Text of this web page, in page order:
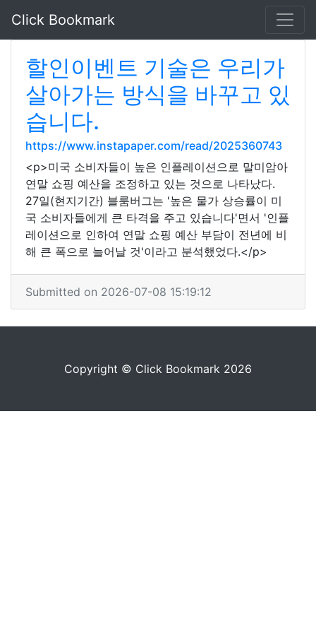
Click Bookmark
할인이벤트 기술은 우리가
살아가는 방식을 바꾸고 있
습니다.
https://www.instapaper.com/read/2025360743
<p>미국 소비자들이 높은 인플레이션으로 말미암아
연말 쇼핑 예산을 조정하고 있는 것으로 나타났다.
27일(현지기간) 블룸버그는 '높은 물가 상승률이 미
국 소비자들에게 큰 타격을 주고 있습니다'면서 '인플
레이션으로 인하여 연말 쇼핑 예산 부담이 전년에 비
해 큰 폭으로 늘어날 것'이라고 분석했었다.</p>
Submitted on 2026-07-08 15:19:12
Copyright © Click Bookmark 2026